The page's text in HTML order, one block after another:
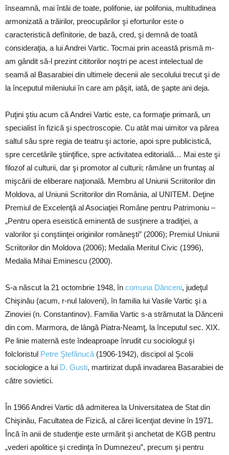
înseamnă, mai întâi de toate, polifonie, iar polifonia, multitudinea
armonizată a trăirilor, preocupărilor şi eforturilor este o
caracteristică defînitorie, de bază, cred, şi demnă de toată
consideraţia, a lui Andrei Vartic. Tocmai prin această prismă m-
am gândit să-l prezint cititorilor noştri pe acest intelectual de
seamă al Basarabiei din ultimele decenii ale secolului trecut şi de
la începutul mileniului în care am păşit, iată, de şapte ani deja.
Puţini ştiu acum că Andrei Vartic este, ca formaţie primară, un
specialist în fizică şi spectroscopie. Cu atât mai uimitor va părea
saltul său spre regia de teatru şi actorie, apoi spre publicistică,
spre cercetările ştiinţifice, spre activitatea editorială… Mai este şi
filozof al culturii, dar şi promotor al culturii; rămâne un fruntaş al
mişcării de eliberare naţională. Membru al Uniunii Scriitorilor din
Moldova, al Uniunii Scriitorilor din România, al UNITEM. Deţine
Premiul de Excelenţă al Asociaţiei Române pentru Patrimoniu –
„Pentru opera eseistică eminentă de susţinere a tradiţiei, a
valorilor şi conştiinţei originilor româneşti” (2006); Premiul Uniunii
Scriitorilor din Moldova (2006); Medalia Meritul Civic (1996),
Medalia Mihai Eminescu (2000).
S-a născut la 21 octombrie 1948, în comuna Dănceni, judeţul
Chişinău (acum, r-nul Ialoveni), în familia lui Vasile Vartic şi a
Zinoviei (n. Constantinov). Familia Vartic s-a strămutat la Dănceni
din com. Marmora, de lângă Piatra-Neamţ, la începutul sec. XIX.
Pe linie maternă este îndeaproape înrudit cu sociologul şi
folcloristul Petre Ştefănucă (1906-1942), discipol al Şcolii
sociologice a lui D. Gusti, martirizat după invadarea Basarabiei de
către sovietici.
În 1966 Andrei Vartic dă admiterea la Universitatea de Stat din
Chişinău, Facultatea de Fizică, al cărei licenţiat devine în 1971.
Încă în anii de studenţie este urmărit şi anchetat de KGB pentru
„vederi apolitice şi credinţa în Dumnezeu”, precum şi pentru